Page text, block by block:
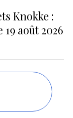
Knokke :
août 2026